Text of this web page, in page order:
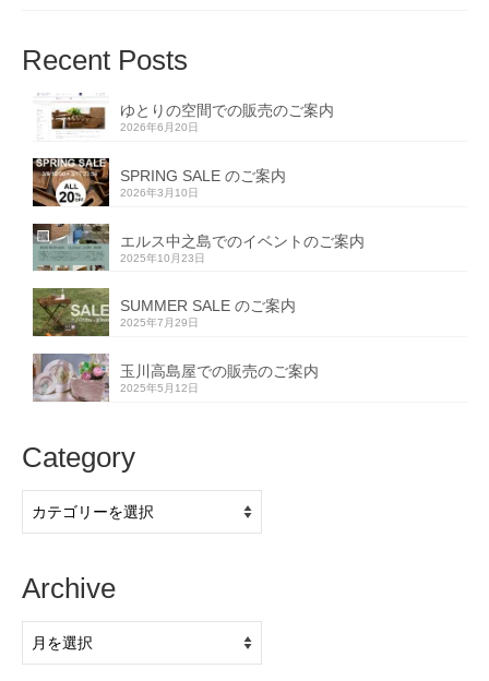
Recent Posts
ゆとりの空間での販売のご案内
2026年6月20日
SPRING SALE のご案内
2026年3月10日
エルス中之島でのイベントのご案内
2025年10月23日
SUMMER SALE のご案内
2025年7月29日
玉川高島屋での販売のご案内
2025年5月12日
Category
Archive